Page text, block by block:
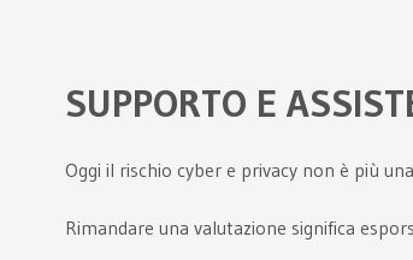
SUPPORTO E
Oggi il rischio cyber e privacy non è più
Rimandare una valutazione significa